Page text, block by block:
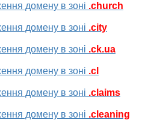
домену в зоні .church
домену в зоні .city
домену в зоні .ck.ua
домену в зоні .cl
домену в зоні .claims
домену в зоні .cleaning